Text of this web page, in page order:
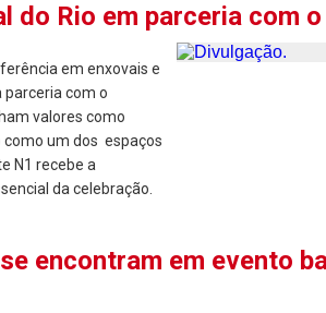
do Rio em parceria com o
em enxovais e
parceria com o
valores como
como um dos espaços
N1 recebe a
da celebração.
encontram em evento